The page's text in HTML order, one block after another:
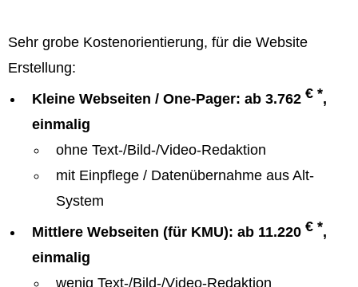
Sehr grobe Kostenorientierung, für die Website
Erstellung:
Kleine Webseiten / One-Pager: ab 3.762 € *,
einmalig
ohne Text-/Bild-/Video-Redaktion
mit Einpflege / Datenübernahme aus Alt-
System
Mittlere Webseiten (für KMU): ab 11.220 € *,
einmalig
wenig Text-/Bild-/Video-Redaktion